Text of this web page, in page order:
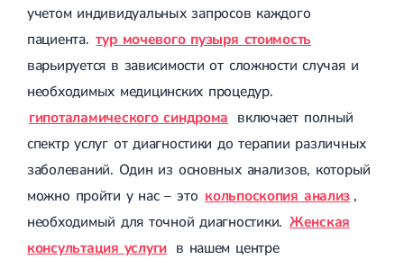
учетом индивидуальных запросов каждого
пациента. тур мочевого пузыря стоимость
варьируется в зависимости от сложности случая и
необходимых медицинских процедур.
гипоталамического синдрома включает полный
спектр услуг от диагностики до терапии различных
заболеваний. Один из основных анализов, который
можно пройти у нас – это кольпоскопия анализ ,
необходимый для точной диагностики. Женская
консультация услуги в нашем центре